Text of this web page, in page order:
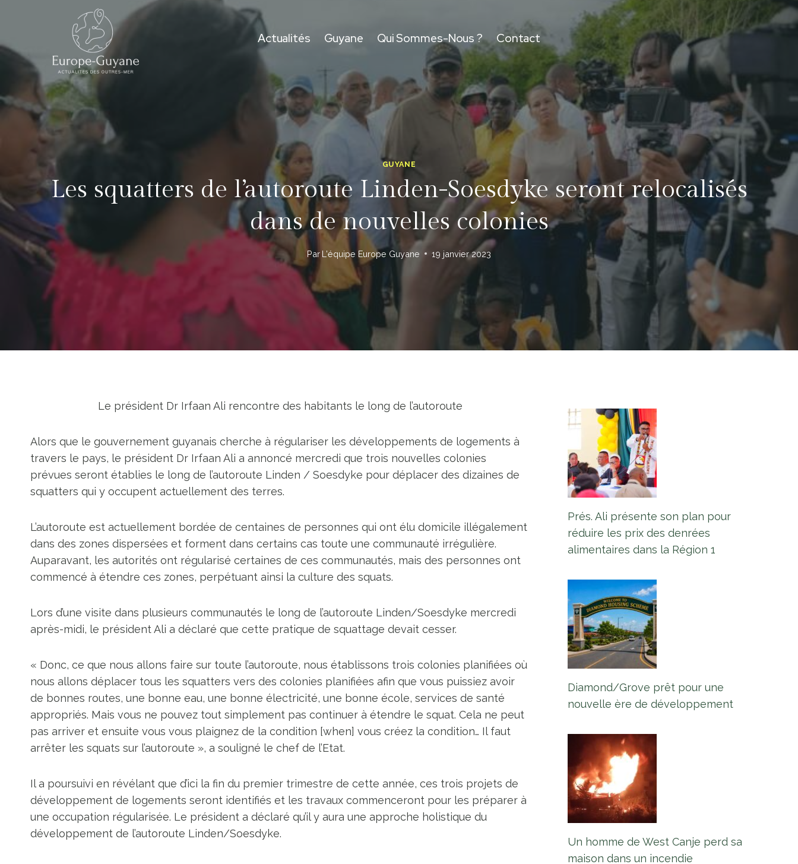
Actualités Guyane Qui Sommes-Nous ? Contact
GUYANE
Les squatters de l’autoroute Linden-Soesdyke seront relocalisés
dans de nouvelles colonies
Par L'équipe Europe Guyane 19 janvier 2023
Le président Dr Irfaan Ali rencontre des habitants le long de l’autoroute
Alors que le gouvernement guyanais cherche à régulariser les développements de logements à
travers le pays, le président Dr Irfaan Ali a annoncé mercredi que trois nouvelles colonies
prévues seront établies le long de l’autoroute Linden / Soesdyke pour déplacer des dizaines de
squatters qui y occupent actuellement des terres.
L’autoroute est actuellement bordée de centaines de personnes qui ont élu domicile illégalement
dans des zones dispersées et forment dans certains cas toute une communauté irrégulière.
Auparavant, les autorités ont régularisé certaines de ces communautés, mais des personnes ont
commencé à étendre ces zones, perpétuant ainsi la culture des squats.
Lors d’une visite dans plusieurs communautés le long de l’autoroute Linden/Soesdyke mercredi
après-midi, le président Ali a déclaré que cette pratique de squattage devait cesser.
« Donc, ce que nous allons faire sur toute l’autoroute, nous établissons trois colonies planifiées où
nous allons déplacer tous les squatters vers des colonies planifiées afin que vous puissiez avoir
de bonnes routes, une bonne eau, une bonne électricité, une bonne école, services de santé
appropriés. Mais vous ne pouvez tout simplement pas continuer à étendre le squat. Cela ne peut
pas arriver et ensuite vous vous plaignez de la condition [when] vous créez la condition… Il faut
arrêter les squats sur l’autoroute », a souligné le chef de l’Etat.
Il a poursuivi en révélant que d’ici la fin du premier trimestre de cette année, ces trois projets de
développement de logements seront identifiés et les travaux commenceront pour les préparer à
une occupation régularisée. Le président a déclaré qu’il y aura une approche holistique du
développement de l’autoroute Linden/Soesdyke.
Prés. Ali présente son plan pour
réduire les prix des denrées
alimentaires dans la Région 1
Diamond/Grove prêt pour une
nouvelle ère de développement
Un homme de West Canje perd sa
maison dans un incendie